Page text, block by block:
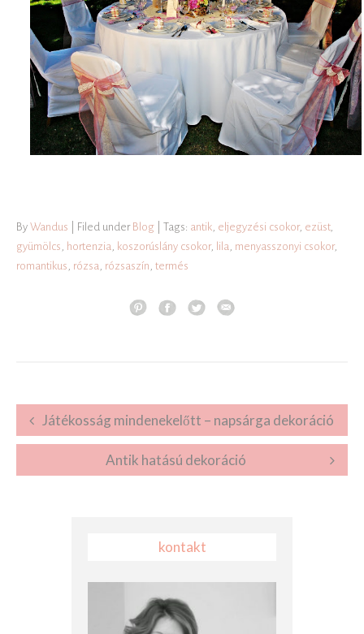
By Wandus | Filed under Blog | Tags: antik eljegyzési csokor, ezüst,
gyümölcs
hortenzia koszorúslány csokor, lila menyasszonyi csokor,
romantikus rózsa rózsaszín termés
Post navigation
Játékosság mindenekelőtt – napsárga dekoráció
Antik hatású dekoráció
kontakt